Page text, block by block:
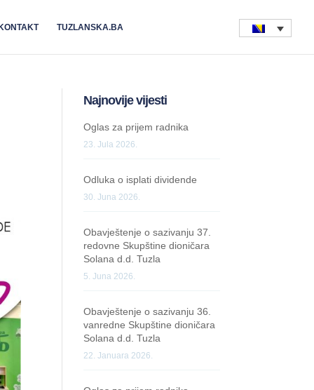
TUZLANSKA.BA
Najnovije vijesti
Oglas za prijem radnika
23. Jula 2026.
Odluka o isplati dividende
30. Juna 2026.
Obavještenje o sazivanju 37.
redovne Skupštine dioničara
Solana d.d. Tuzla
5. Juna 2026.
Obavještenje o sazivanju 36.
vanredne Skupštine dioničara
Solana d.d. Tuzla
22. Januara 2026.